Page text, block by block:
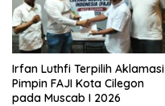
Irfan Luthfi Terpilih Aklamasi
Pimpin FAJI Kota Cilegon
pada Muscab I 2026